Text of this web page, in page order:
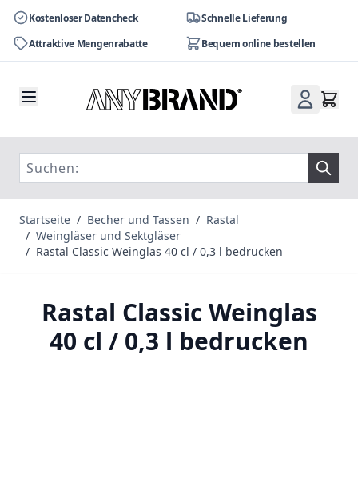
Kostenloser Datencheck
Schnelle Lieferung
Attraktive Mengenrabatte
Bequem online bestellen
Startseite / Becher und Tassen / Rastal
/ Weingläser und Sektgläser
/ Rastal Classic Weinglas 40 cl / 0,3 l bedrucken
Rastal Classic Weinglas
40 cl / 0,3 l bedrucken